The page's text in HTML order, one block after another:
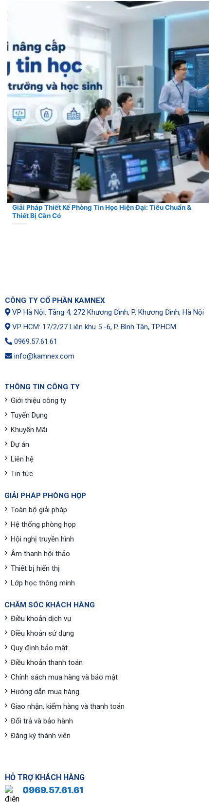
Giải Pháp Thiết Kế Phòng Tin Học Hiện Đại: Tiêu Chuẩn &
Thiết Bị Cần Có
CÔNG TY CỔ PHẦN KAMNEX
VP Hà Nội: Tầng 4, 272 Khương Đình, P. Khương Đình, Hà Nội
VP HCM: 17/2/27 Liên khu 5 -6, P. Bình Tân, TP.HCM
0969.57.61.61
info@kamnex.com
THÔNG TIN CÔNG TY
Giới thiệu công ty
Tuyển Dụng
Khuyến Mãi
Dự án
Liên hệ
Tin tức
GIẢI PHÁP PHÒNG HỌP
Toàn bộ giải pháp
Hệ thống phòng họp
Hội nghị truyền hình
Âm thanh hội thảo
Thiết bị hiển thị
Lớp học thông minh
CHĂM SÓC KHÁCH HÀNG
Điều khoản dịch vụ
Điều khoản sử dụng
Quy định bảo mật
Điều khoản thanh toán
Chính sách mua hàng và bảo mật
Hướng dẫn mua hàng
Giao nhận, kiểm hàng và thanh toán
Đổi trả và bảo hành
Đăng ký thành viên
HỖ TRỢ KHÁCH HÀNG
0969.57.61.61